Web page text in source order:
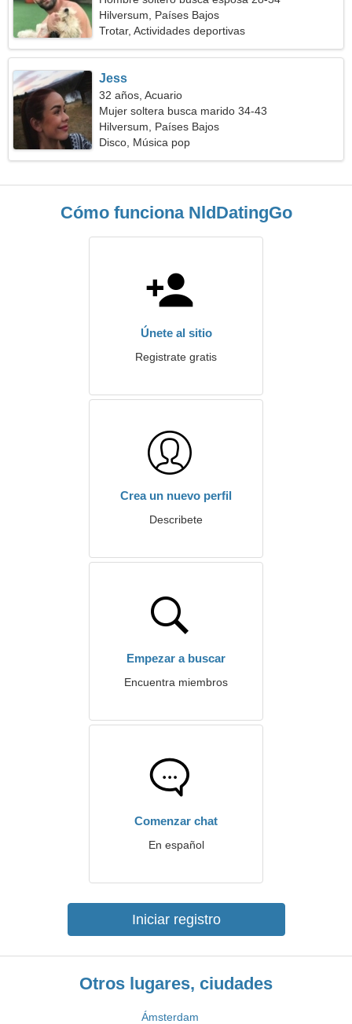
Hilversum, Países Bajos
Trotar, Actividades deportivas
Jess
32 años, Acuario
Mujer soltera busca marido 34-43
Hilversum, Países Bajos
Disco, Música pop
Cómo funciona NldDatingGo
Únete al sitio
Registrate gratis
Crea un nuevo perfil
Describete
Empezar a buscar
Encuentra miembros
Comenzar chat
En español
Iniciar registro
Otros lugares, ciudades
Ámsterdam